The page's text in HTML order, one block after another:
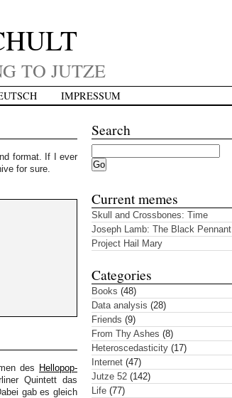
TO JUTZE
IMPRESSUM
format. If I ever
for sure.
des
Hellopop-
Quintett das
gab es gleich
Search
Current memes
Skull and Crossbones: Time
Joseph Lamb: The Black Pennant
Project Hail Mary
Categories
Books (48)
Data analysis (28)
Friends (9)
From Thy Ashes (8)
Heteroscedasticity (17)
Internet (47)
Jutze 52 (142)
Life (77)